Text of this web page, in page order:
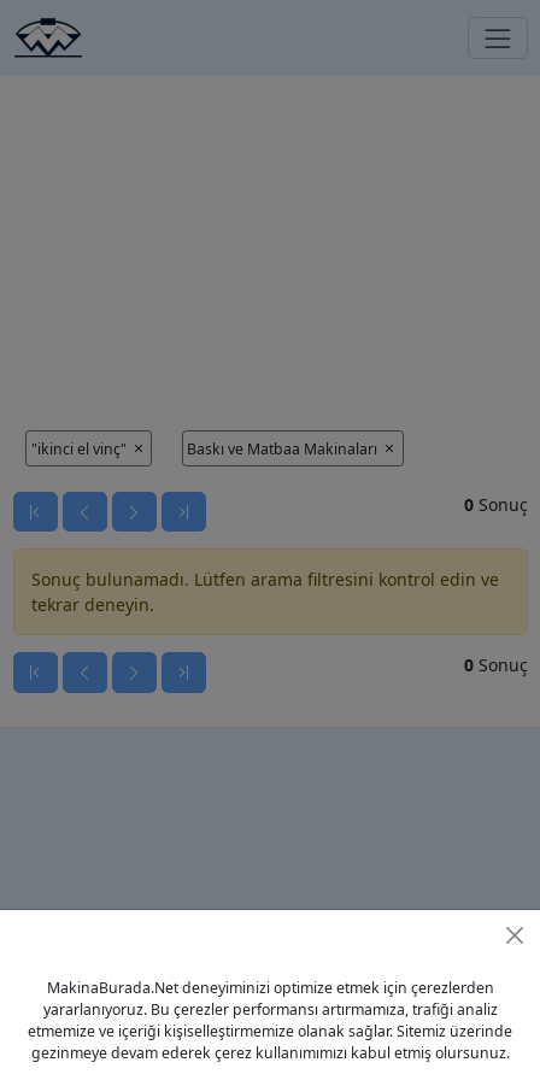
"ikinci el vinç" Baskı ve Matbaa Makinaları
0Sonuç
Sonuç bulunamadı. Lütfen arama filtresini kontrol edin ve
tekrar deneyin.
0Sonuç
Anasayfa
Gizlilik Politikası
MakinaBurada.Net deneyiminizi optimize etmek için çerezlerden
yararlanıyoruz. Bu çerezler performansı artırmamıza, trafiği analiz
etmemize ve içeriği kişiselleştirmemize olanak sağlar. Sitemiz üzerinde
gezinmeye devam ederek çerez kullanımımızı kabul etmiş olursunuz.